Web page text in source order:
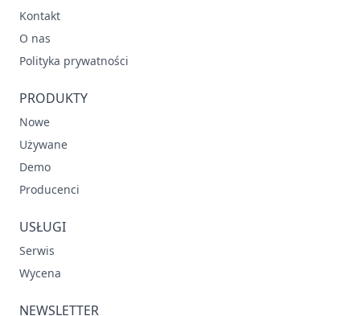
Kontakt
O nas
Polityka prywatności
PRODUKTY
Nowe
Używane
Demo
Producenci
USŁUGI
Serwis
Wycena
NEWSLETTER